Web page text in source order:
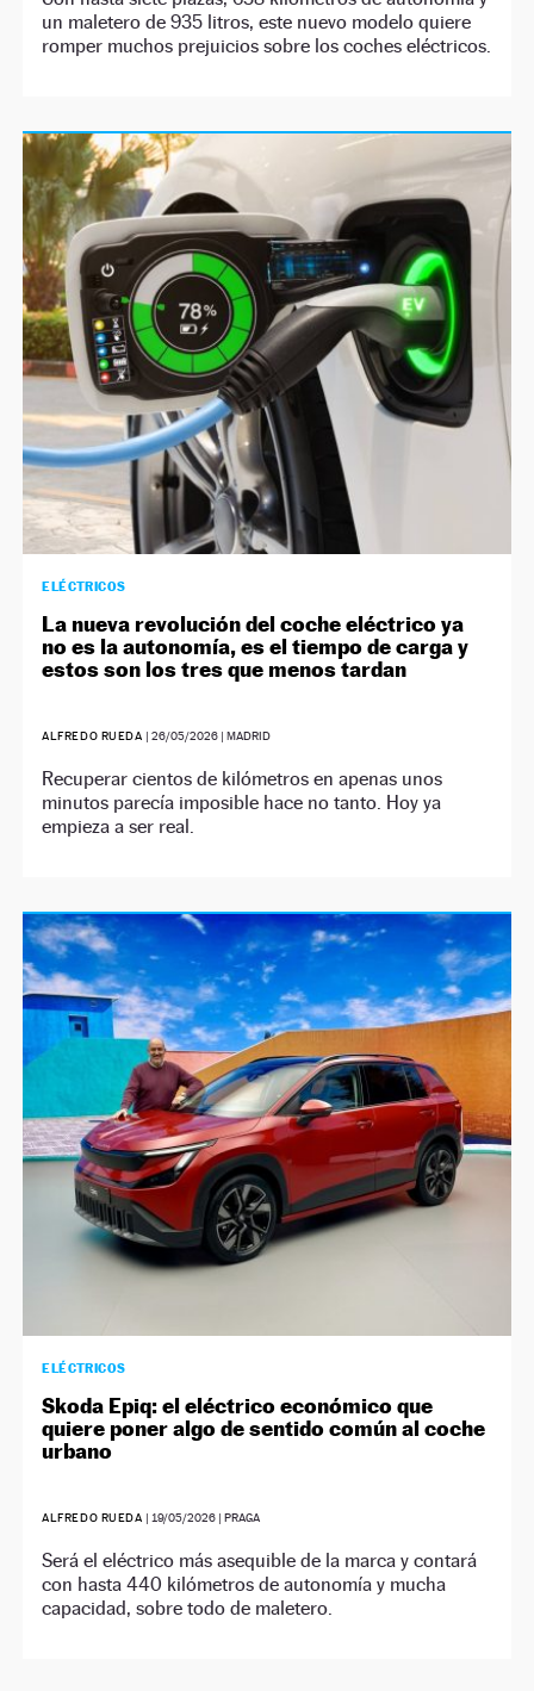
un maletero de 935 litros, este nuevo modelo quiere
romper muchos prejuicios sobre los coches eléctricos.
ELÉCTRICOS
La nueva revolución del coche eléctrico ya
no es la autonomía, es el tiempo de carga y
estos son los tres que menos tardan
ALFREDO RUEDA | 26/05/2026| MADRID
Recuperar cientos de kilómetros en apenas unos
minutos parecía imposible hace no tanto. Hoy ya
empieza a ser real.
ELÉCTRICOS
Skoda Epiq: el eléctrico económico que
quiere poner algo de sentido común al coche
urbano
ALFREDO RUEDA | 19/05/2026| PRAGA
Será el eléctrico más asequible de la marca y contará
con hasta 440 kilómetros de autonomía y mucha
capacidad, sobre todo de maletero.